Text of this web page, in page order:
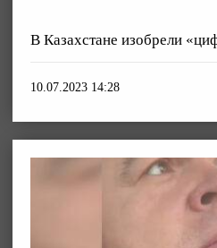
В Казахстане изобрели
10.07.2023 14:28